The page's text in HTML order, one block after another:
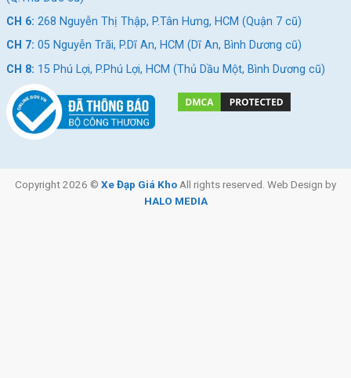
CH 6: 268 Nguyễn Thị Thập, P.Tân Hưng, HCM (Quận 7 cũ)
CH 7: 05 Nguyễn Trãi, P.Dĩ An, HCM (Dĩ An, Bình Dương cũ)
CH 8: 15 Phú Lợi, P.Phú Lợi, HCM (Thủ Dầu Một, Bình Dương cũ)
Copyright 2026 © Xe Đạp Giá Kho All rights reserved. Web Design by
HALO MEDIA